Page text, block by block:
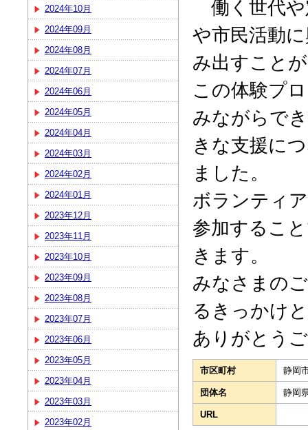
2024年10月
2024年09月
2024年08月
2024年07月
2024年06月
2024年05月
2024年04月
2024年03月
2024年02月
2024年01月
2023年12月
2023年11月
2023年10月
2023年09月
2023年08月
2023年07月
2023年06月
2023年05月
2023年04月
2023年03月
2023年02月
働く世代や
や市民活動
み出すこと
この体験プ
みながらで
きな支援に
ました。
ボランティ
参加するこ
きます。
みなさまの
るきっかけ
ありがとう
市区町村 静岡
団体名 静岡
URL